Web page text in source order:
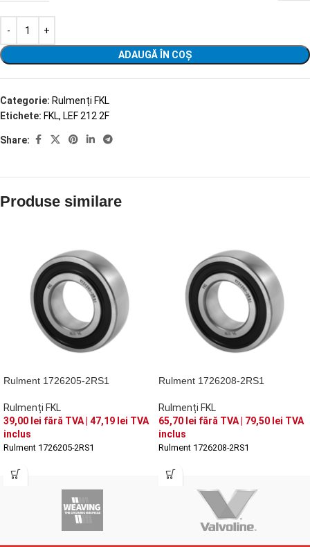
ADAUGĂ ÎN COȘ
Categorie: Rulmenți FKL
Etichete: FKL, LEF 212 2F
Share:
Produse similare
Rulment 1726205-2RS1
Rulmenți FKL
39,00 lei fără TVA | 47,19 lei TVA
inclus
Rulment 1726205-2RS1
Rulment 1726208-2RS1
Rulmenți FKL
65,70 lei fără TVA | 79,50 lei TVA
inclus
Rulment 1726208-2RS1